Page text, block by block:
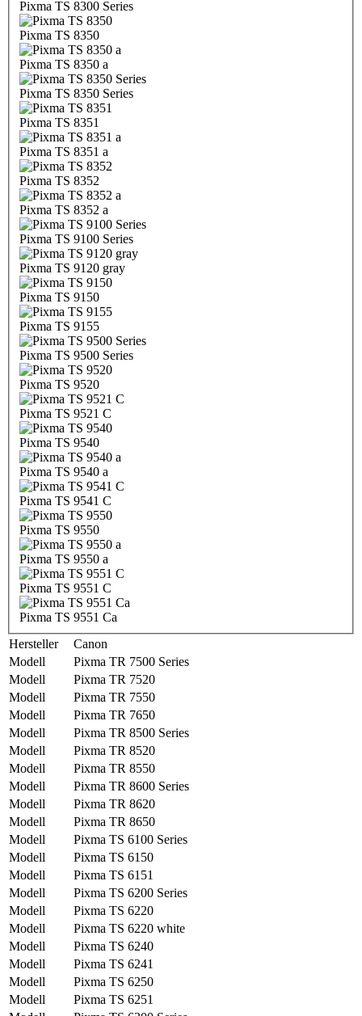
Pixma TS 8300 Series
Pixma TS 8350
Pixma TS 8350 a
Pixma TS 8350 Series
Pixma TS 8351
Pixma TS 8351 a
Pixma TS 8352
Pixma TS 8352 a
Pixma TS 9100 Series
Pixma TS 9120 gray
Pixma TS 9150
Pixma TS 9155
Pixma TS 9500 Series
Pixma TS 9520
Pixma TS 9521 C
Pixma TS 9540
Pixma TS 9540 a
Pixma TS 9541 C
Pixma TS 9550
Pixma TS 9550 a
Pixma TS 9551 C
Pixma TS 9551 Ca
Hersteller
Canon
Modell
Pixma TR 7500 Series
Modell
Pixma TR 7520
Modell
Pixma TR 7550
Modell
Pixma TR 7650
Modell
Pixma TR 8500 Series
Modell
Pixma TR 8520
Modell
Pixma TR 8550
Modell
Pixma TR 8600 Series
Modell
Pixma TR 8620
Modell
Pixma TR 8650
Modell
Pixma TS 6100 Series
Modell
Pixma TS 6150
Modell
Pixma TS 6151
Modell
Pixma TS 6200 Series
Modell
Pixma TS 6220
Modell
Pixma TS 6220 white
Modell
Pixma TS 6240
Modell
Pixma TS 6241
Modell
Pixma TS 6250
Modell
Pixma TS 6251